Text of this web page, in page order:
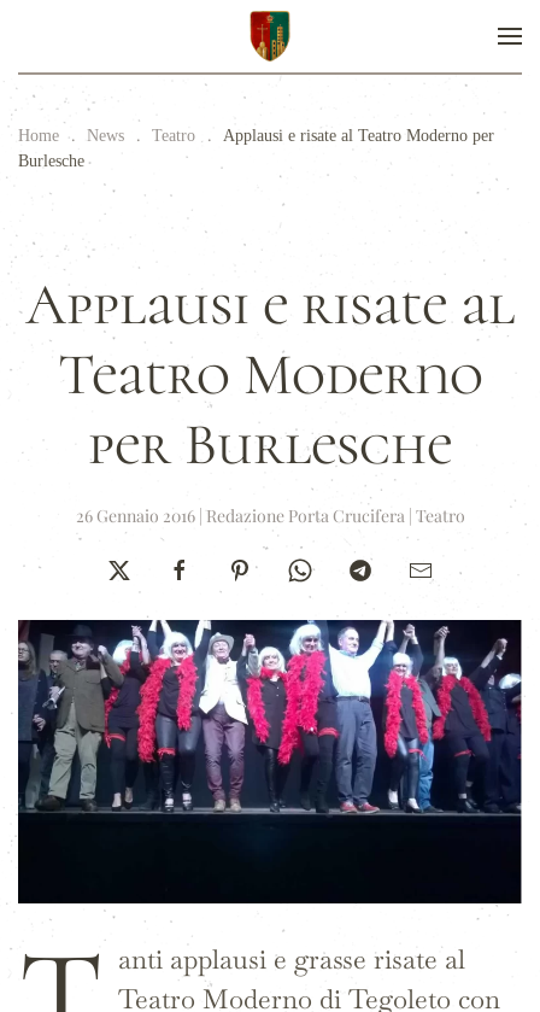
Home News Teatro
Applausi e risate al Teatro Moderno per
Burlesche
Applausi e risate al
Teatro Moderno
per Burlesche
26 Gennaio 2016| Redazione Porta Crucifera| Teatro
anti applausi e grasse risate al
Teatro Moderno di Tegoleto con